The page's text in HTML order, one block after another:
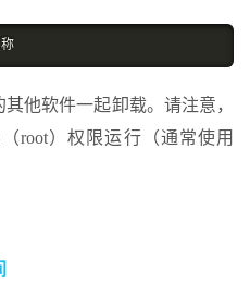
他软件一起卸载。请注意，
root）权限运行（通常使用